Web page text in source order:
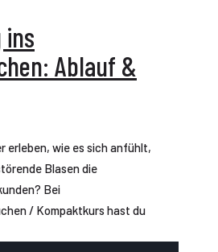
ins
Ablauf &
erleben, wie es sich anfühlt,
Blasen die
Bei
/ Kompaktkurs hast du